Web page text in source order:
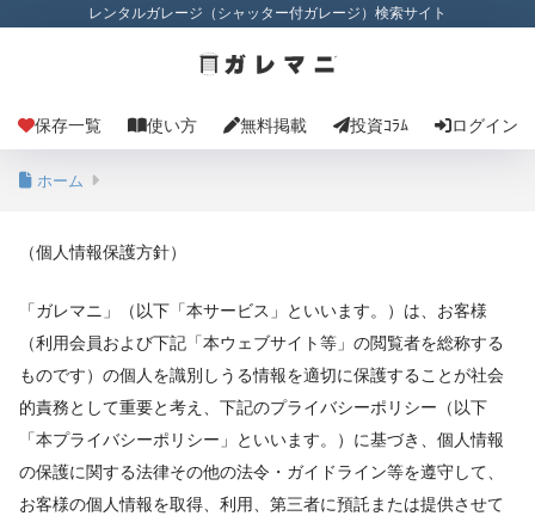
レンタルガレージ（シャッター付ガレージ）検索サイト
保存一覧 使い方 無料掲載 投資ｺﾗﾑ ログイン
ホーム
（個人情報保護方針）
「ガレマニ」（以下「本サービス」といいます。）は、お客様
（利用会員および下記「本ウェブサイト等」の閲覧者を総称する
ものです）の個人を識別しうる情報を適切に保護することが社会
的責務として重要と考え、下記のプライバシーポリシー（以下
「本プライバシーポリシー」といいます。）に基づき、個人情報
の保護に関する法律その他の法令・ガイドライン等を遵守して、
お客様の個人情報を取得、利用、第三者に預託または提供させて